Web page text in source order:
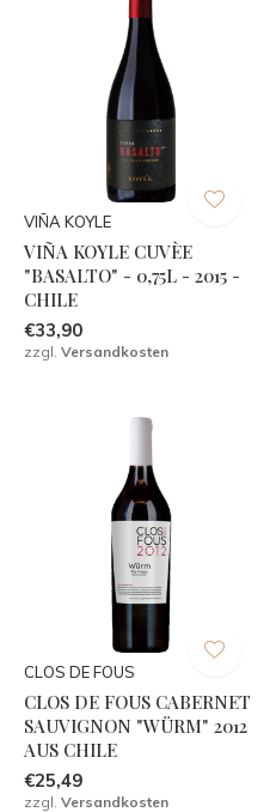
VIÑA KOYLE
VIÑA KOYLE CUVÈE
"BASALTO" - 0,75L - 2015 -
CHILE
€33,90
zzgl. Versandkosten
CLOS DE FOUS
CLOS DE FOUS CABERNET
SAUVIGNON "WÜRM" 2012
AUS CHILE
€25,49
zzgl. Versandkosten